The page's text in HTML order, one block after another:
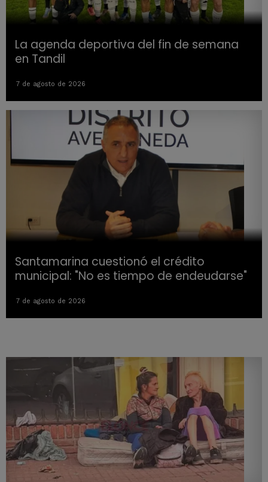
La agenda deportiva del fin de semana
en Tandil
7 de agosto de 2026
Santamarina cuestionó el crédito
municipal: "No es tiempo de endeudarse"
7 de agosto de 2026